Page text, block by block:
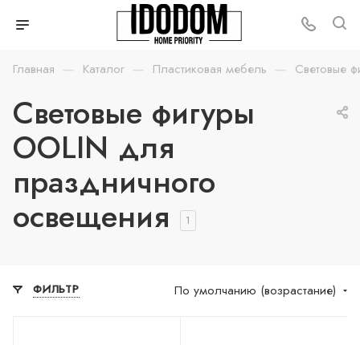
Главная — Каталог — Пластиковая мебель — Световые
Световые фигуры
OOLIN для
праздничного
освещения 1
ФИЛЬТР По умолчанию (возрастание)